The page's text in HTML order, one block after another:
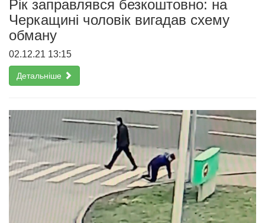
Рік заправлявся безкоштовно: на
Черкащині чоловік вигадав схему
обману
02.12.21 13:15
Детальніше